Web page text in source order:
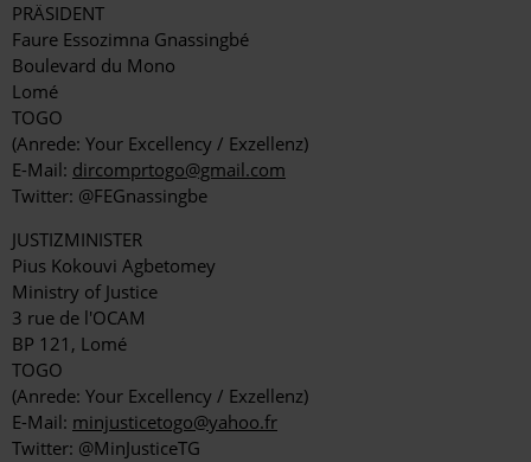
PRÄSIDENT
Faure Essozimna Gnassingbé
Boulevard du Mono
Lomé
TOGO
(Anrede: Your Excellency / Exzellenz)
E-Mail: dircomprtogo@gmail.com
Twitter: @FEGnassingbe
JUSTIZMINISTER
Pius Kokouvi Agbetomey
Ministry of Justice
3 rue de l'OCAM
BP 121, Lomé
TOGO
(Anrede: Your Excellency / Exzellenz)
E-Mail: minjusticetogo@yahoo.fr
Twitter: @MinJusticeTG